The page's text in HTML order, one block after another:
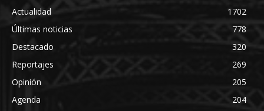
Actualidad
1702
Últimas noticias
778
Destacado
320
Reportajes
269
Opinión
205
Agenda
204